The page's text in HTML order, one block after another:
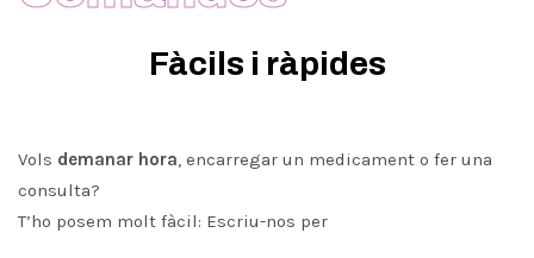
Fàcils i ràpides
Vols demanar hora, encarregar un medicament o fer una
consulta?
T’ho posem molt fàcil: Escriu-nos per